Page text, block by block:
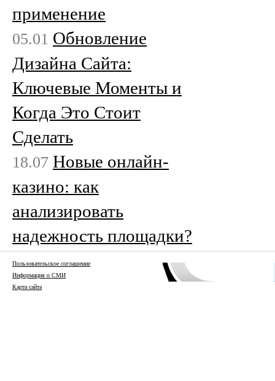
применение
05.01 Обновление
Дизайна Сайта:
Ключевые Моменты и
Когда Это Стоит
Сделать
18.07 Новые онлайн-
казино: как
анализировать
надежность площадки?
Пользовательское соглашение
Информация о СМИ
Карта сайта